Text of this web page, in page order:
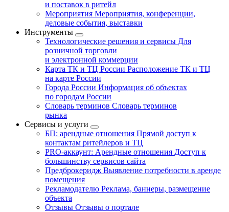
и поставок в ритейл
Мероприятия Мероприятия, конференции,
деловые события, выставки
Инструменты
Технологические решения и сервисы Для
розничной торговли
и электронной коммерции
Карта ТК и ТЦ России Расположение ТК и ТЦ
на карте России
Города России Информация об объектах
по городам России
Словарь терминов Словарь терминов
рынка
Сервисы и услуги
БП: арендные отношения Прямой доступ к
контактам ритейлеров и ТЦ
PRO-аккаунт: Арендные отношения Доступ к
большинству сервисов сайта
Предброкеридж Выявление потребности в аренде
помещения
Рекламодателю Реклама, баннеры, размещение
объекта
Отзывы Отзывы о портале